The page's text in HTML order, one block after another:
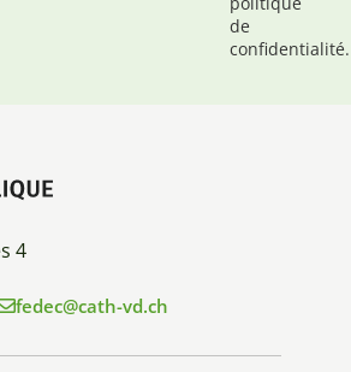
de
confidentialité.
4
fedec@cath-vd.ch